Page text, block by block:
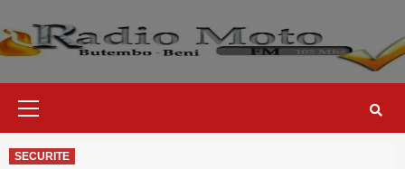
to
content
SECURITE